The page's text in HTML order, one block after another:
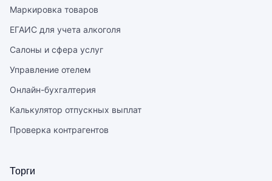
Маркировка товаров
ЕГАИС для учета алкоголя
Салоны и сфера услуг
Управление отелем
Онлайн-бухгалтерия
Калькулятор отпускных выплат
Проверка контрагентов
Торги